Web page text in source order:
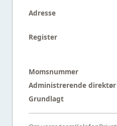
Adresse
Register
Momsnummer
Administrerende direktør
Grundlagt